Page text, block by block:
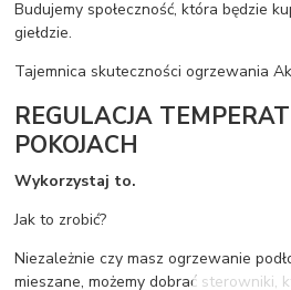
Budujemy społeczność, która będzie
giełdzie.
Tajemnica skuteczności ogrzewania
REGULACJA
POKOJACH
Wykorzystaj to.
Jak to zrobić?
Niezależnie czy masz ogrzewanie
mieszane, możemy dobrać sterowniki,